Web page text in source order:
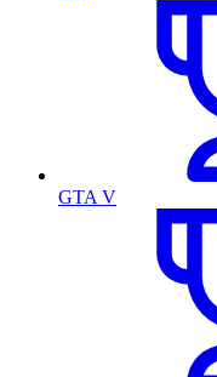
GTA V